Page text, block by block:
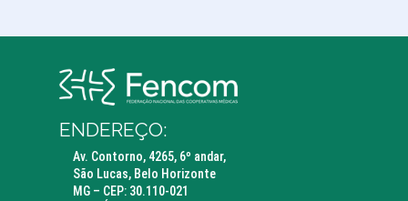
ENDEREÇO:
Av. Contorno, 4265, 6º andar,
São Lucas, Belo Horizonte
MG – CEP: 30.110-021